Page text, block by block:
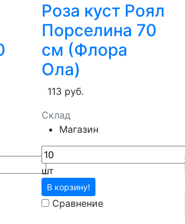
Роза куст Роял
Порселина 70
см (Флора
Ола)
113 руб.
Склад
Магазин
шт
В корзину!
Сравнение